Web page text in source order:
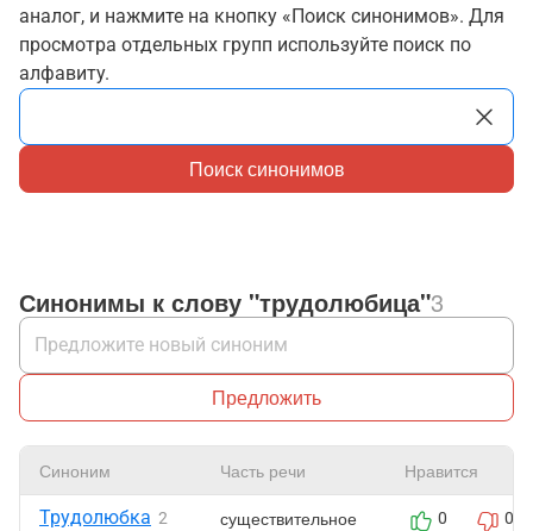
аналог, и нажмите на кнопку «Поиск синонимов». Для
просмотра отдельных групп используйте поиск по
алфавиту.
Поиск синонимов
Синонимы к слову "трудолюбица"3
Предложить
Синоним Часть речи Нравится
Трудолюбка 2 существительное 0 0